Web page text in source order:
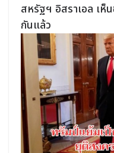
สหรัฐฯ อิสราเอล เห็
กันแล้ว